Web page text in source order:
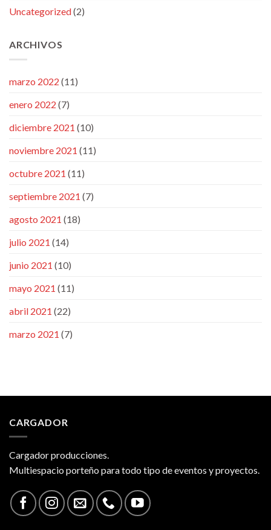
Uncategorized(2)
ARCHIVOS
marzo 2022 (11)
enero 2022 (7)
diciembre 2021 (10)
noviembre 2021 (11)
octubre 2021 (11)
septiembre 2021 (7)
agosto 2021 (18)
julio 2021 (14)
junio 2021 (10)
mayo 2021 (11)
abril 2021 (22)
marzo 2021 (7)
CARGADOR
Cargador producciones.
Multiespacio porteño para todo tipo de eventos y proyectos.